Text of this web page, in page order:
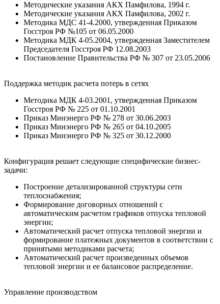
Методические указания АКХ Памфилова, 1994 г.
Методические указания АКХ Памфилова, 2002 г.
Методика МДС 41-4.2000, утвержденная Приказом
Госстроя РФ №105 от 06.05.2000
Методика МДК 4-05.2004, утвержденная Заместителем
Председателя Госстроя РФ 12.08.2003
Постановление Правительства РФ № 307 от 23.05.2006
Поддержка методик расчета потерь в сетях
Методика МДК 4-03.2001, утвержденная Приказом
Госстроя РФ № 225 от 01.10.2001
Приказ Минэнерго РФ № 278 от 30.06.2003
Приказ Минэнерго РФ № 265 от 04.10.2005
Приказ Минэнерго РФ № 325 от 30.12.2000
Конфигурация решает следующие специфические бизнес-
задачи:
Построение детализированной структуры сети
теплоснабжения;
Формирование договорных отношений с
автоматическим расчетом графиков отпуска тепловой
энергии;
Автоматический расчет отпуска тепловой энергии и
формирование платежных документов в соответствии с
принятыми методиками расчета;
Автоматический расчет произведенных объемов
тепловой энергии и ее балансовое распределение.
Управление производством